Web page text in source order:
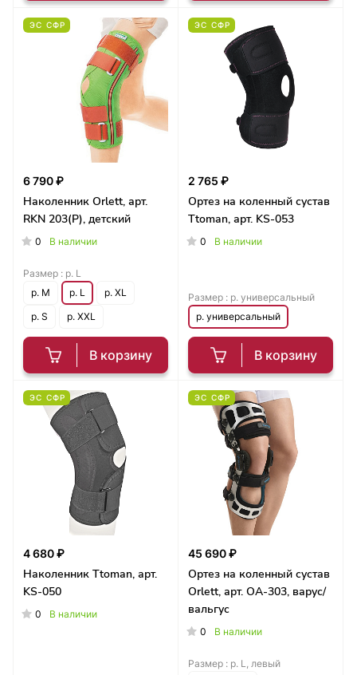
ЭС СФР
6 790 ₽
Наколенник Orlett, арт.
RKN 203(P), детский
0 В наличии
В корзину
Размер : р. L
р. M
р. L
р. XL
р. S
р. XXL
ЭС СФР
2 765 ₽
Ортез на коленный сустав
Ttoman, арт. KS-053
0 В наличии
В корзину
Размер : р. универсальный
р. универсальный
ЭС СФР
4 680 ₽
Наколенник Ttoman, арт.
KS-050
0 В наличии
ЭС СФР
45 690 ₽
Ортез на коленный сустав
Orlett, арт. OA-303, варус/
вальгус
0 В наличии
Размер : р. L, левый